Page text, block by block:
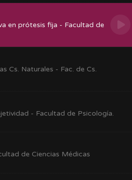
en prótesis fija - Facultad de
Cs. Naturales - Fac. de Cs.
- Facultad de Psicología.
de Ciencias Médicas